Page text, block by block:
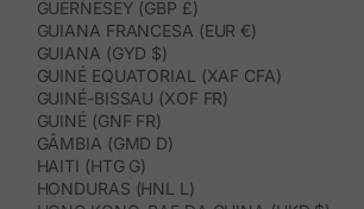
GUERNESEY (GBP £)
GUIANA FRANCESA (EUR €)
GUIANA (GYD $)
GUINÉ EQUATORIAL (XAF CFA)
GUINÉ-BISSAU (XOF FR)
GUINÉ (GNF FR)
GÂMBIA (GMD D)
HAITI (HTG G)
HONDURAS (HNL L)